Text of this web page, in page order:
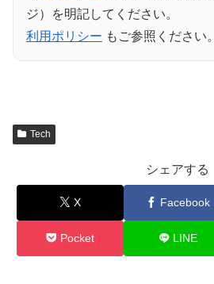
ジ）を明記してください。
利用ポリシー もご参照ください。
Tech
シェアする
X Facebook
Pocket LINE